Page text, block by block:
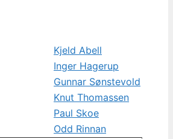
Kjeld Abell
Inger Hagerup
Gunnar Sønstevold
Knut Thomassen
Paul Skoe
Odd Rinnan